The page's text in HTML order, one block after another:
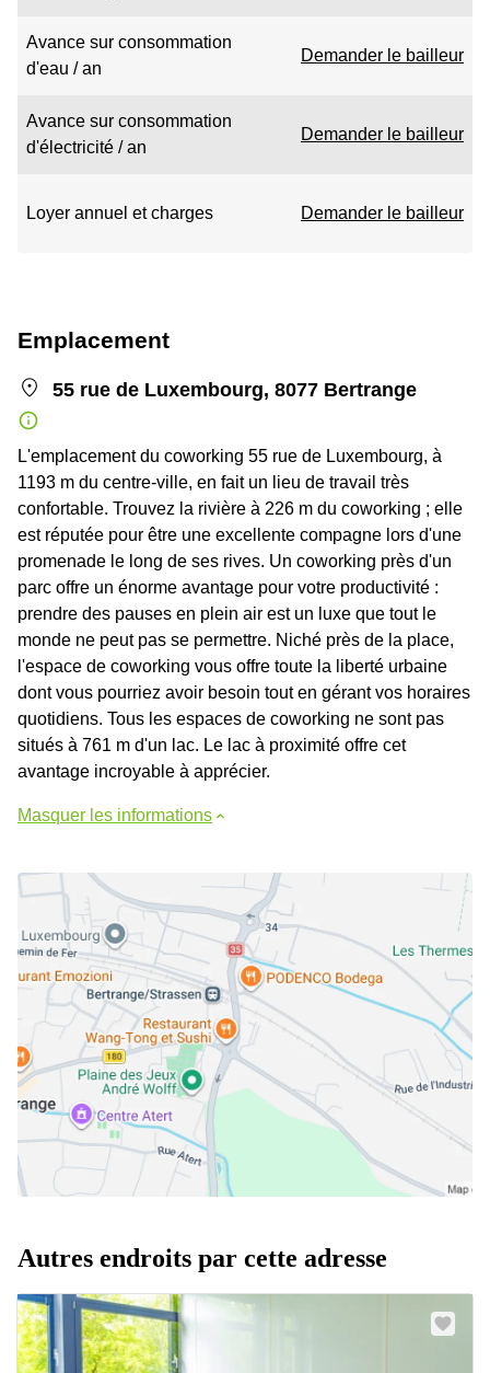
Avance sur consommation
d'eau / an
Demander le bailleur
Avance sur consommation
d'électricité / an
Demander le bailleur
Loyer annuel et charges Demander le bailleur
Emplacement
55 rue de Luxembourg, 8077 Bertrange
L'emplacement du coworking 55 rue de Luxembourg, à
1193 m du centre-ville, en fait un lieu de travail très
confortable. Trouvez la rivière à 226 m du coworking ; elle
est réputée pour être une excellente compagne lors d'une
promenade le long de ses rives. Un coworking près d'un
parc offre un énorme avantage pour votre productivité :
prendre des pauses en plein air est un luxe que tout le
monde ne peut pas se permettre. Niché près de la place,
l'espace de coworking vous offre toute la liberté urbaine
dont vous pourriez avoir besoin tout en gérant vos horaires
quotidiens. Tous les espaces de coworking ne sont pas
situés à 761 m d'un lac. Le lac à proximité offre cet
avantage incroyable à apprécier.
Masquer les informations
Autres endroits par cette adresse